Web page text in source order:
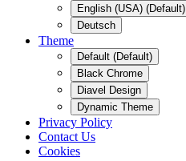
English (USA) (Default)
Deutsch
Theme
Default (Default)
Black Chrome
Diavel Design
Dynamic Theme
Privacy Policy
Contact Us
Cookies